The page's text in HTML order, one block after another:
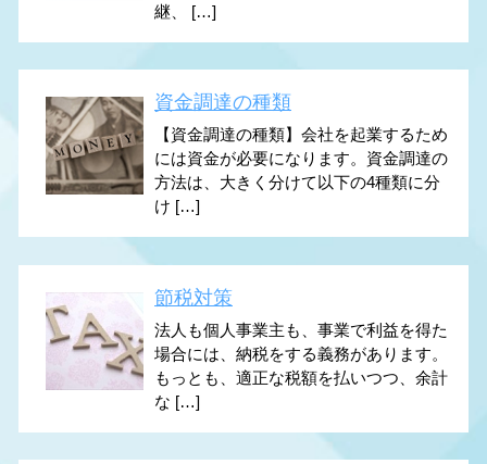
継、 […]
資金調達の種類
【資金調達の種類】会社を起業するため
には資金が必要になります。資金調達の
方法は、大きく分けて以下の4種類に分
け […]
節税対策
法人も個人事業主も、事業で利益を得た
場合には、納税をする義務があります。
もっとも、適正な税額を払いつつ、余計
な […]